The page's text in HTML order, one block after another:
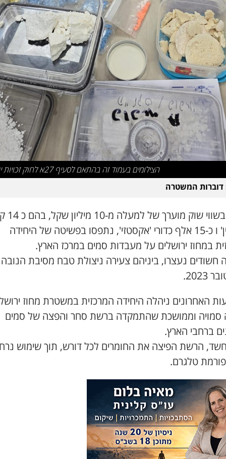
הצילומים בעמוד זה בהתאם לסעיף 27א לחוק זכויות יוצרים
דוברות המשטרה
סמים בשווי
'קוקאין' ו כ-15 אלף כדורי 'אקסטזי', נתפסו בפשיטה של היחידה
במחוז ירושלים על מעבדות סמים במרכז הארץ.
2023.
האחרונים ניהלה היחידה המרכזית במשטרת מחוז
סמויה וממושכת שהתמקדה ברשת סחר והפצה של סמים
ברחבי הארץ.
הרשת הפיצה את החומרים לכל דורש, תוך שימוש
טלגרם.